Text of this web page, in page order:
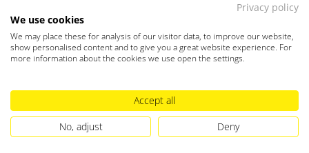
Kontakt Über uns
Datenschutz Impressum
TDM-Vorbehalt
Hinweisgebersystem
Umgang mit KI
Privacy policy
We use cookies
We may place these for analysis of our visitor data, to improve our website,
show personalised content and to give you a great website experience. For
more information about the cookies we use open the settings.
Accept all
No, adjust
Deny